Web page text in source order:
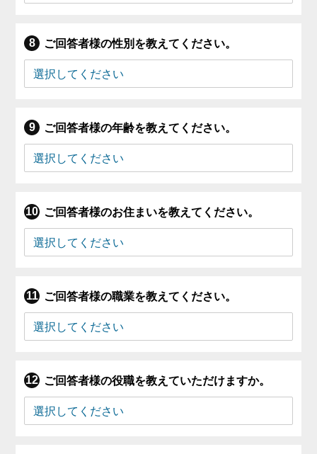
ご回答者様の性別を教えてください。
ご回答者様の年齢を教えてください。
ご回答者様のお住まいを教えてください。
ご回答者様の職業を教えてください。
ご回答者様の役職を教えていただけますか。